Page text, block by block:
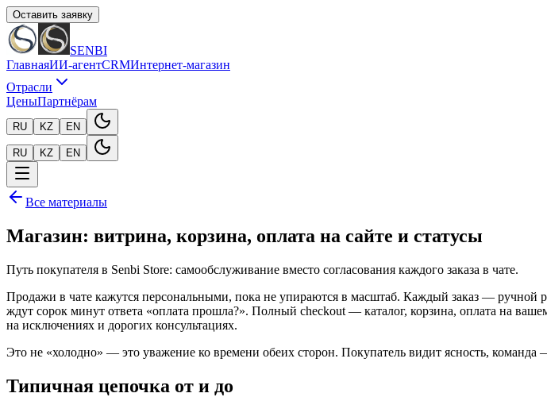
Оставить заявку
SENBI
ГлавнаяИИ-агентCRMИнтернет-магазин
Отрасли
ЦеныПартнёрам
RU KZ EN
RU KZ EN
Все материалы
Магазин: витрина, корзина, оплата на сайте и статусы
Путь покупателя в Senbi Store: самообслуживание вместо согласования каждого заказа в чате.
Продажи в чате кажутся персональными, пока не упираются в масштаб. Каждый заказ — ручной
ждут сорок минут ответа «оплата прошла?». Полный checkout — каталог, корзина, оплата на
на исключениях и дорогих консультациях.
Это не «холодно» — это уважение ко времени обеих сторон. Покупатель видит ясность,
Типичная цепочка от и до